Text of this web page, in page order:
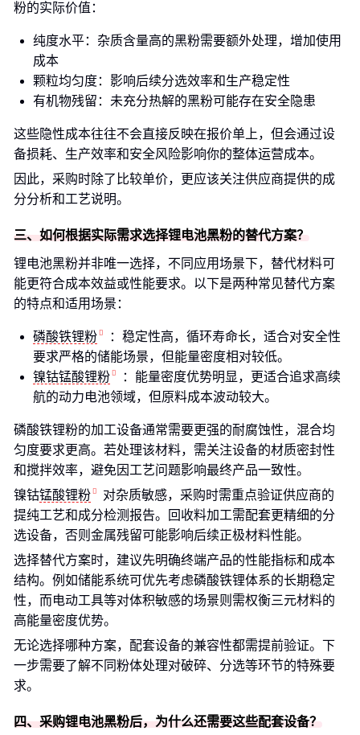
粉的实际价值：
纯度水平：杂质含量高的黑粉需要额外处理，增加使用
成本
颗粒均匀度：影响后续分选效率和生产稳定性
有机物残留：未充分热解的黑粉可能存在安全隐患
这些隐性成本往往不会直接反映在报价单上，但会通过设
备损耗、生产效率和安全风险影响你的整体运营成本。
因此，采购时除了比较单价，更应该关注供应商提供的成
分分析和工艺说明。
三、如何根据实际需求选择锂电池黑粉的替代方案？
锂电池黑粉并非唯一选择，不同应用场景下，替代材料可
能更符合成本效益或性能要求。以下是两种常见替代方案
的特点和适用场景：
磷酸铁锂粉
：稳定性高，循环寿命长，适合对安全性
要求严格的储能场景，但能量密度相对较低。
镍钴锰酸锂粉
：能量密度优势明显，更适合追求高续
航的动力电池领域，但原料成本波动较大。
磷酸铁锂粉的加工设备通常需要更强的耐腐蚀性，混合均
匀度要求更高。若处理该材料，需关注设备的材质密封性
和搅拌效率，避免因工艺问题影响最终产品一致性。
镍钴锰酸锂粉
对杂质敏感，采购时需重点验证供应商的
提纯工艺和成分检测报告。回收料加工需配套更精细的分
选设备，否则金属残留可能影响后续正极材料性能。
选择替代方案时，建议先明确终端产品的性能指标和成本
结构。例如储能系统可优先考虑磷酸铁锂体系的长期稳定
性，而电动工具等对体积敏感的场景则需权衡三元材料的
高能量密度优势。
无论选择哪种方案，配套设备的兼容性都需提前验证。下
一步需要了解不同粉体处理对破碎、分选等环节的特殊要
求。
四、采购锂电池黑粉后，为什么还需要这些配套设备？